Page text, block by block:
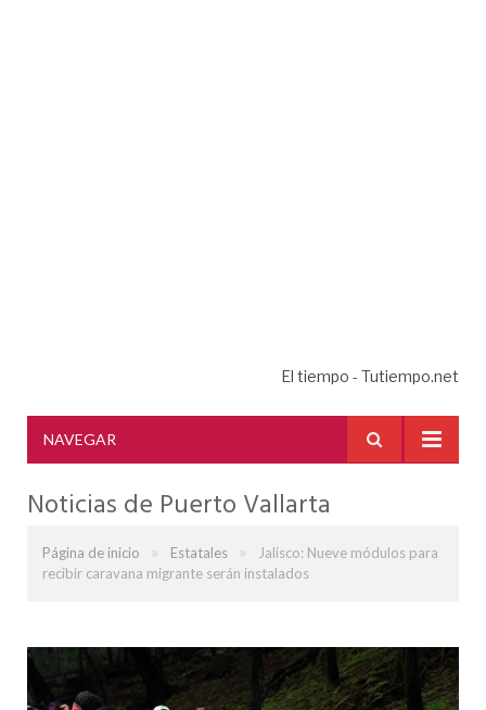
El tiempo - Tutiempo.net
NAVEGAR
Noticias de Puerto Vallarta
Página de inicio » Estatales »
Jalisco: Nueve módulos para
recibir caravana migrante serán instalados